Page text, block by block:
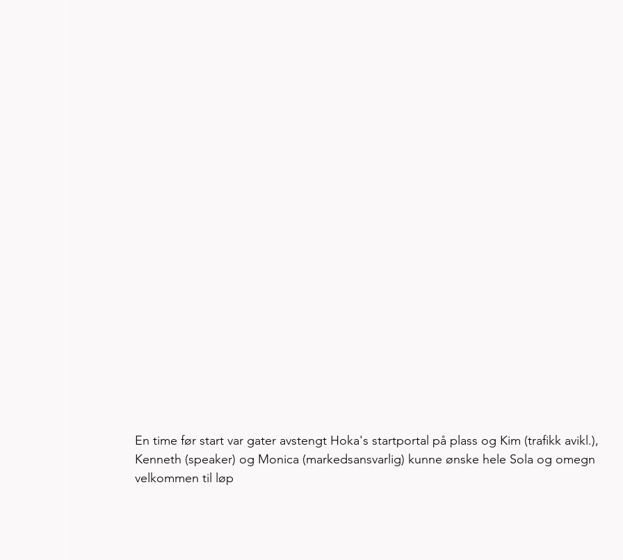
En time før start var gater avstengt Hoka's startportal på plass og Kim (trafikk avikl.),
Kenneth (speaker) og Monica (markedsansvarlig) kunne ønske hele Sola og omegn
velkommen til løp